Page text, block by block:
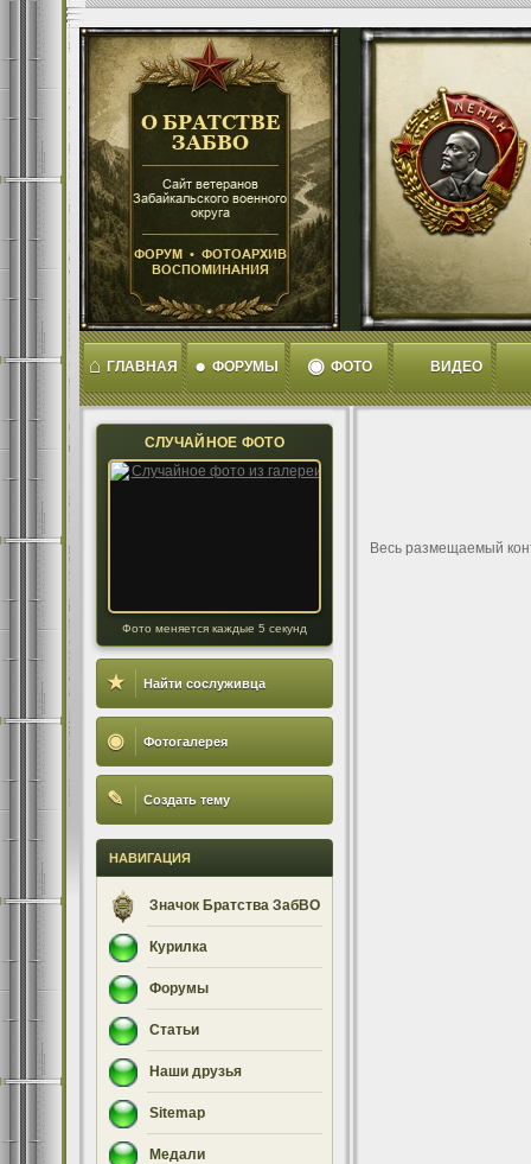
⌂ ГЛАВНАЯ ● ФОРУМЫ ◉ ФОТО ВИДЕО
СЛУЧАЙНОЕ ФОТО
Фото меняется каждые 5 секунд
★ Найти сослуживца
◉ Фотогалерея
✎ Создать тему
НАВИГАЦИЯ
Значок Братства ЗабВО
Курилка
Форумы
Статьи
Наши друзья
Sitemap
Медали
Весь размещаемый